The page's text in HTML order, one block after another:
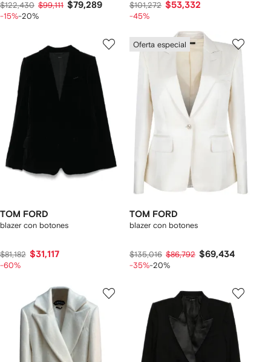
$122,430 $99,111 $79,289
-15%-20%
$101,272 $53,332
-45%
TOM FORD
blazer con botones
$81,182 $31,117
-60%
Oferta especial
TOM FORD
blazer con botones
$135,016 $86,792 $69,434
-35%-20%